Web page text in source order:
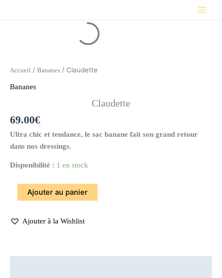
Accueil / Bananes / Claudette
Bananes
Claudette
69.00€
Ultra chic et tendance, le sac banane fait son grand retour
dans nos dressings.
Disponibilité : 1 en stock
Ajouter au panier
Ajouter à la Wishlist